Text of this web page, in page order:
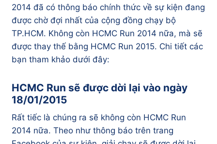
2014 đã có thông báo chính thức về sự kiện đang
được chờ đợi nhất của cộng đồng chạy bộ
TP.HCM. Không còn HCMC Run 2014 nữa, mà sẽ
được thay thế bằng HCMC Run 2015. Chi tiết các
bạn tham khảo dưới đây:
HCMC Run sẽ được dời lại vào ngày
18/01/2015
Rất tiếc là chúng ra sẽ không còn HCMC Run
2014 nữa. Theo như thông báo trên trang